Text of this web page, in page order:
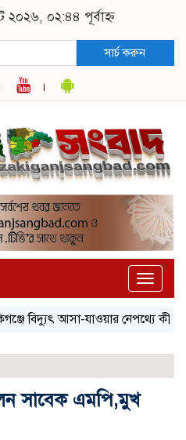
২০২৬, ০২:৪৪ পূর্বাহ্ন
সার্চ করুন
Toggle
বিদ্যুৎ আসা-যাওয়ার নেপথ্যে কী,
সাবেক এমপি,মুখ